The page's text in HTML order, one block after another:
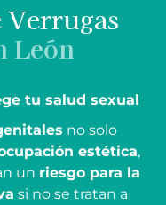
León
tu salud sexual
no solo
estética,
un riesgo para la
si no se tratan a